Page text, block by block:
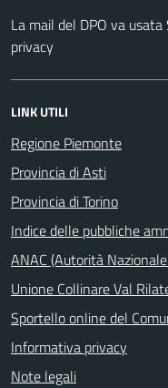
La mail del DPO va
privacy
LINK UTILI
Regione Piemonte
Provincia di Asti
Provincia di Torino
Indice delle pubbliche
ANAC (Autorità
Unione Collinare Val
Sportello online del
Informativa privacy
Note legali